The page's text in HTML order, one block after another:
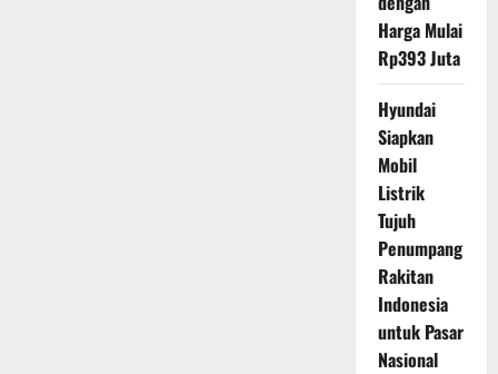
Harga Mulai
Rp393 Juta
Hyundai
Siapkan
Mobil
Listrik
Tujuh
Penumpang
Rakitan
Indonesia
untuk Pasar
Nasional